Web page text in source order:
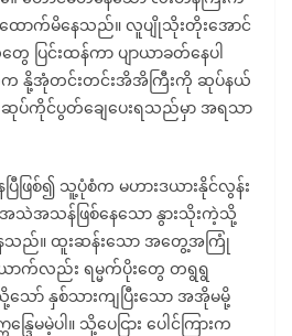
ထောက်မိနေသည်။ လူပျိုသိုးတိုးအောင်
ြင်းထန်ကာ ပျာယာခတ်နေပါ
နို့အုံတင်းတင်းအိအိကြီးကို ဆုပ်နယ်
ဆုပ်ကိုင်ပွတ်ချေပေးရသည်မှာ အရသာ
ြီဖြစ်၍ သူ့ပုံစံက မဟားဒယားနိုင်လွန်း
သဲအသန်ဖြစ်နေသော နွားသိုးကဲ့သို့
ေသည်။ ထူးဆန်းသော အတွေ့အကြုံ
ာက်လည်း ရမ္မက်ပိုးတွေ တရွရွ
သော် နှစ်သားကျပြီးသော အအိုမမို့
ေမမဲ့ပါ။ သို့ပေငြား ပေါင်ကြားက